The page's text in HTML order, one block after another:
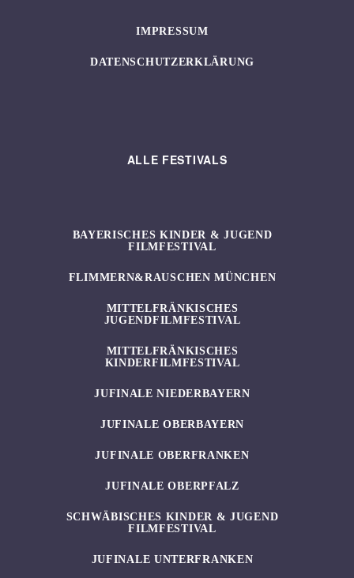
IMPRESSUM
DATENSCHUTZERKLÄRUNG
ALLE FESTIVALS
BAYERISCHES KINDER & JUGEND
FILMFESTIVAL
FLIMMERN&RAUSCHEN MÜNCHEN
MITTELFRÄNKISCHES
JUGENDFILMFESTIVAL
MITTELFRÄNKISCHES
KINDERFILMFESTIVAL
JUFINALE NIEDERBAYERN
JUFINALE OBERBAYERN
JUFINALE OBERFRANKEN
JUFINALE OBERPFALZ
SCHWÄBISCHES KINDER & JUGEND
FILMFESTIVAL
JUFINALE UNTERFRANKEN